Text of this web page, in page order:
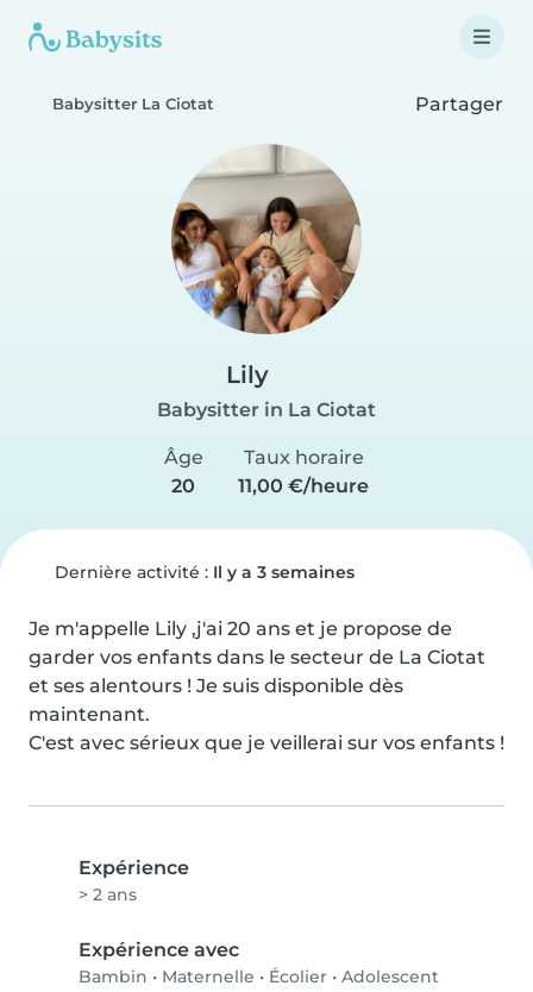
Babysitter La Ciotat Partager
Lily
Babysitter in La Ciotat
Âge
20
Taux horaire
11,00 €/heure
Dernière activité : Il y a 3 semaines
Je m'appelle Lily ,j'ai 20 ans et je propose de
garder vos enfants dans le secteur de La Ciotat
et ses alentours ! Je suis disponible dès
maintenant.
C'est avec sérieux que je veillerai sur vos enfants !
Expérience
> 2 ans
Expérience avec
Bambin • Maternelle • Écolier • Adolescent